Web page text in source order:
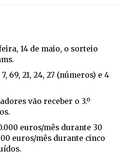
14 de maio, o sorteio
69, 21, 24, 27 (números) e 4
vão receber o 3.º
euros/mês durante 30
euros/mês durante cinco